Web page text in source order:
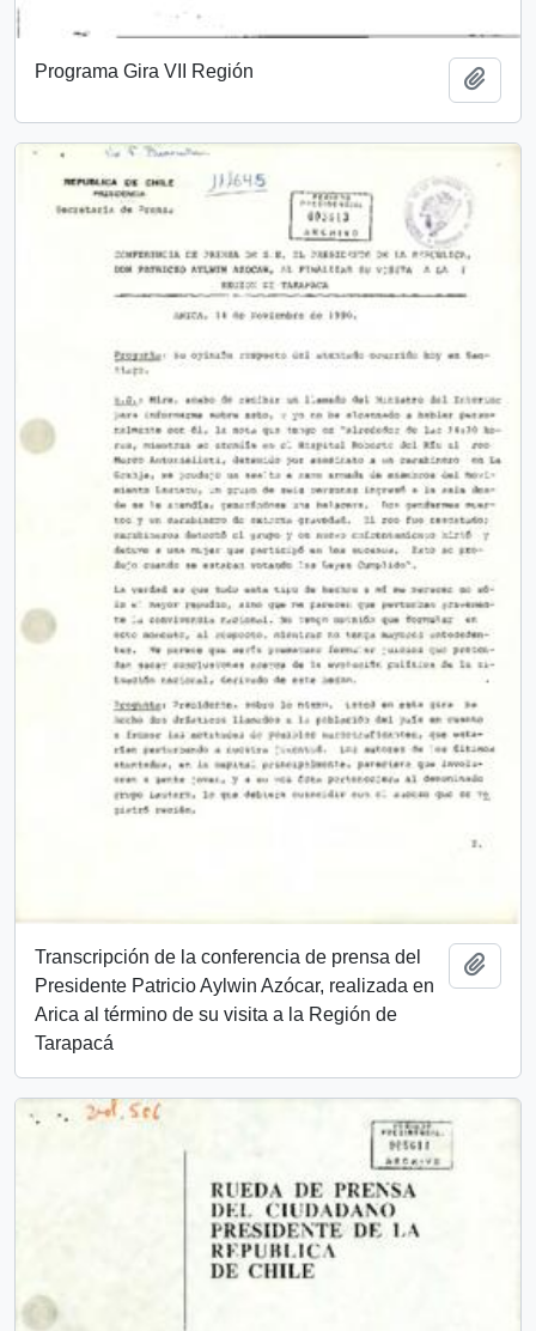
Programa Gira VII Región
Transcripción de la conferencia de prensa del
Presidente Patricio Aylwin Azócar, realizada en
Arica al término de su visita a la Región de
Tarapacá